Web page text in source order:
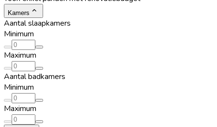
Kamers
Aantal slaapkamers
Minimum
Maximum
Aantal badkamers
Minimum
Maximum